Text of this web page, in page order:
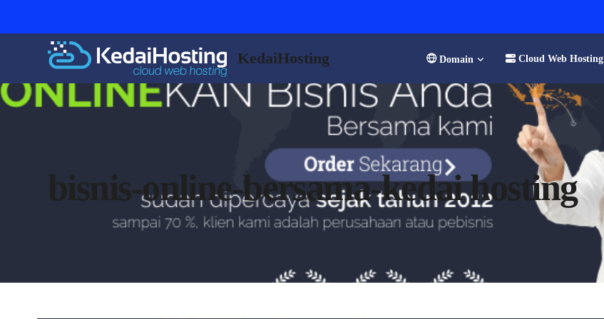
KedaiHosting Domain Cloud Web Hosting
bisnis-online-bersama-kedai hosting